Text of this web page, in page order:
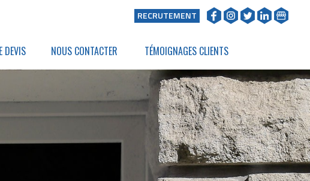
RECRUTEMENT
DEVIS NOUS CONTACTER TÉMOIGNAGES CLIENTS